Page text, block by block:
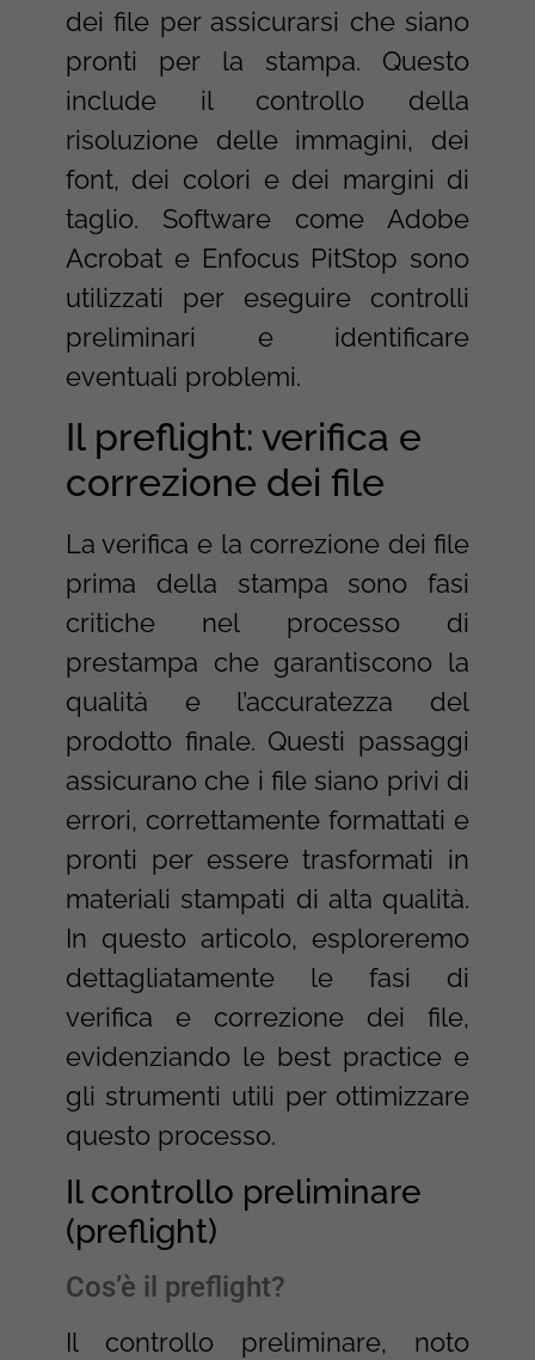
dei file per assicurarsi che siano
pronti per la stampa. Questo
include il controllo della
risoluzione delle immagini, dei
font, dei colori e dei margini di
taglio. Software come Adobe
Acrobat e Enfocus PitStop sono
utilizzati per eseguire controlli
preliminari e identificare
eventuali problemi.
Il preflight: verifica e
correzione dei file
La verifica e la correzione dei file
prima della stampa sono fasi
critiche nel processo di
prestampa che garantiscono la
qualità e l’accuratezza del
prodotto finale. Questi passaggi
assicurano che i file siano privi di
errori, correttamente formattati e
pronti per essere trasformati in
materiali stampati di alta qualità.
In questo articolo, esploreremo
dettagliatamente le fasi di
verifica e correzione dei file,
evidenziando le best practice e
gli strumenti utili per ottimizzare
questo processo.
Il controllo preliminare
(preflight)
Cos’è il preflight?
Il controllo preliminare, noto